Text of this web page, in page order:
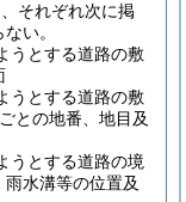
それぞれ次に掲
い。
うとする道路の敷
うとする道路の敷
との地番、地目及
うとする道路の境
水溝等の位置及